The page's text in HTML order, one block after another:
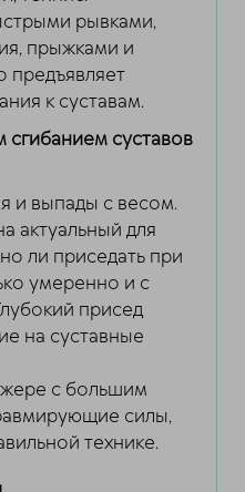
рывками,
прыжками и
предъявляет
к суставам.
сгибанием суставов
и выпады с весом.
актуальный для
ли приседать при
умеренно и с
присед
на суставные
с большим
силы,
технике.